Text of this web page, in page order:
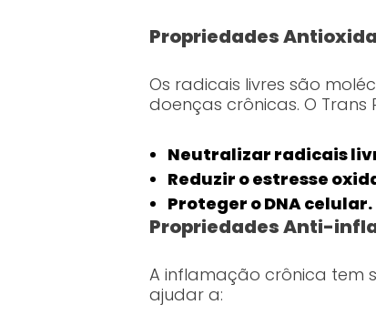
Propriedades
Os radicais livres são
doenças crônicas. O
Neutralizar radicais
Reduzir o estresse
Proteger o DNA celular.
Propriedades Anti-
A inflamação crônica tem
ajudar a: